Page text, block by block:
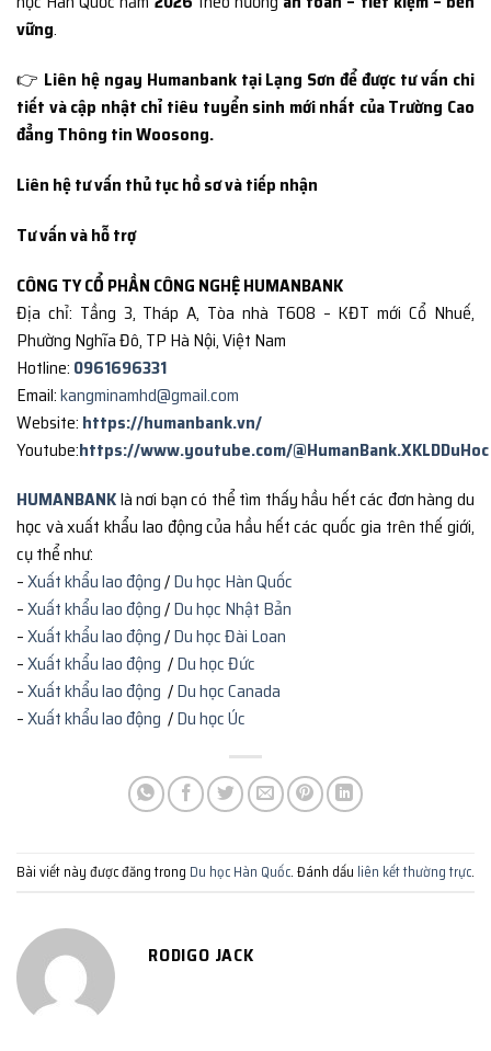
vững.
👉 Liên hệ ngay Humanbank tại Lạng Sơn để được tư vấn chi
tiết và cập nhật chỉ tiêu tuyển sinh mới nhất của Trường Cao
đẳng Thông tin Woosong.
Liên hệ tư vấn thủ tục hồ sơ và tiếp nhận
Tư vấn và hỗ trợ
CÔNG TY CỔ PHẦN CÔNG NGHỆ HUMANBANK
Địa chỉ: Tầng 3, Tháp A, Tòa nhà T608 – KĐT mới Cổ Nhuế,
Phường Nghĩa Đô, TP Hà Nội, Việt Nam
Hotline: 0961696331
Email:kangminamhd@gmail.com
Website: https://humanbank.vn/
Youtube:https://www.youtube.com/@HumanBank.XKLDDuHoc
HUMANBANKlà nơi bạn có thể tìm thấy hầu hết các đơn hàng du
học và xuất khẩu lao động của hầu hết các quốc gia trên thế giới,
cụ thể như:
–Xuất khẩu lao động/Du học Hàn Quốc
–Xuất khẩu lao động/Du học Nhật Bản
–Xuất khẩu lao động/Du học Đài Loan
–Xuất khẩu lao động /Du học Đức
–Xuất khẩu lao động /Du học Canada
–Xuất khẩu lao động /Du học Úc
Bài viết này được đăng trong Du học Hàn Quốc. Đánh dấu liên kết thường trực.
RODIGO JACK